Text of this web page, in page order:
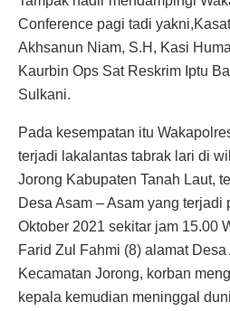
Conference pagi tadi
Akhsanun Niam, S.H, Kasi
Kaurbin Ops Sat Reskrim Iptu
Sulkani.
Pada kesempatan itu
terjadi lakalantas tabrak lari di
Jorong Kabupaten Tanah Laut,
Desa Asam – Asam yang terjadi
Oktober 2021 sekitar jam 15.00
Farid Zul Fahmi (8) alamat Desa
Kecamatan Jorong, korban
kepala kemudian meninggal